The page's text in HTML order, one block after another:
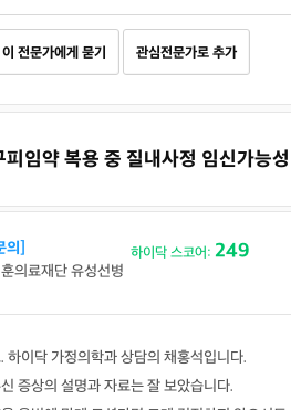
이 전문가에게 묻기 관심전문가로 추가
피임약 복용 중 질내사정 임신가능성
의]
의료재단 유성선병
하이닥 스코어: 249
하이닥 가정의학과 상담의 채홍석입니다.
증상의 설명과 자료는 잘 보았습니다.